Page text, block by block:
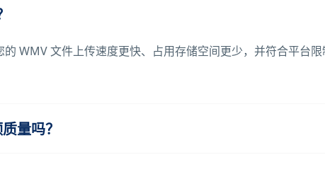
的 WMV 文件上传速度更快、占用存储空间更少，并符合平
量吗？